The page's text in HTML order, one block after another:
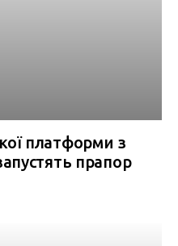
платформи з
прапор